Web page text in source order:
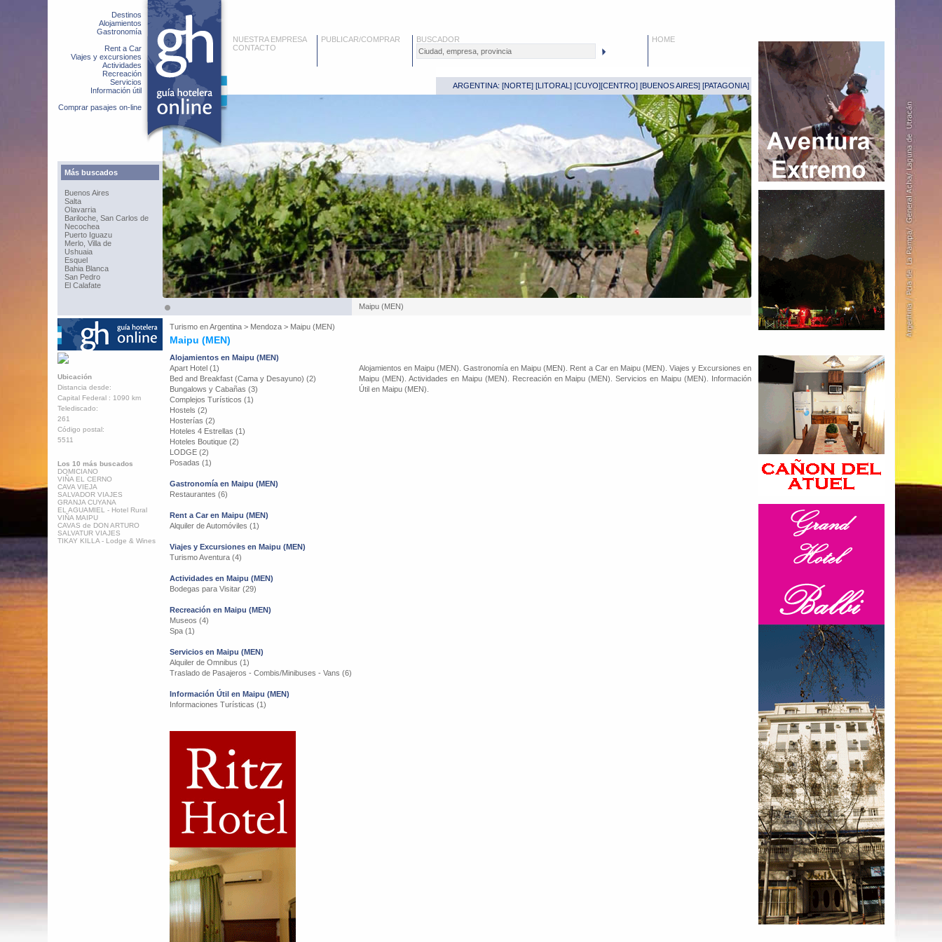
Destinos
Alojamientos
Gastronomía
Rent a Car
Viajes y excursiones
Actividades
Recreación
Servicios
Información útil
Comprar pasajes on-line
Más buscados
Buenos Aires
Salta
Olavarria
Bariloche, San Carlos de
Necochea
Puerto Iguazu
Merlo, Villa de
Ushuaia
Esquel
Bahia Blanca
San Pedro
El Calafate
NUESTRA EMPRESA
CONTACTO
PUBLICAR/COMPRAR BUSCADOR HOME
ARGENTINA: [NORTE] [LITORAL ] [CUYO][CENTRO] [BUENOS AIRES] [PATAGONIA]
Maipu (MEN)
Turismo enArgentina > Mendoza > Maipu (MEN)
Maipu (MEN)
Ubicación
Distancia desde:
Capital Federal : 1090 km
Telediscado:
261
Código postal:
5511
Los 10 más buscados
DOMICIANO
VIÑA EL CERNO
CAVA VIEJA
SALVADOR VIAJES
GRANJA CUYANA
EL AGUAMIEL - Hotel Rural
VIÑA MAIPU
CAVAS de DON ARTURO
SALVATUR VIAJES
TIKAY KILLA - Lodge & Wines
Alojamientos en Maipu (MEN)
Apart Hotel (1)
Bed and Breakfast (Cama y Desayuno) (2)
Bungalows y Cabañas (3)
Complejos Turísticos (1)
Hostels (2)
Hosterías (2)
Hoteles 4 Estrellas (1)
Hoteles Boutique (2)
LODGE (2)
Posadas (1)
Gastronomía en Maipu (MEN)
Restaurantes (6)
Rent a Car en Maipu (MEN)
Alquiler de Automóviles (1)
Viajes y Excursiones en Maipu (MEN)
Turismo Aventura (4)
Actividades en Maipu (MEN)
Bodegas para Visitar (29)
Recreación en Maipu (MEN)
Museos (4)
Spa (1)
Servicios en Maipu (MEN)
Alquiler de Omnibus (1)
Traslado de Pasajeros - Combis/Minibuses - Vans (6)
Información Útil en Maipu (MEN)
Informaciones Turísticas (1)
Alojamientos en Maipu (MEN). Gastronomía en Maipu (MEN). Rent a Car en Maipu (MEN). Viajes y Excursiones en
Maipu (MEN). Actividades en Maipu (MEN). Recreación en Maipu (MEN). Servicios en Maipu (MEN). Información
Útil en Maipu (MEN).